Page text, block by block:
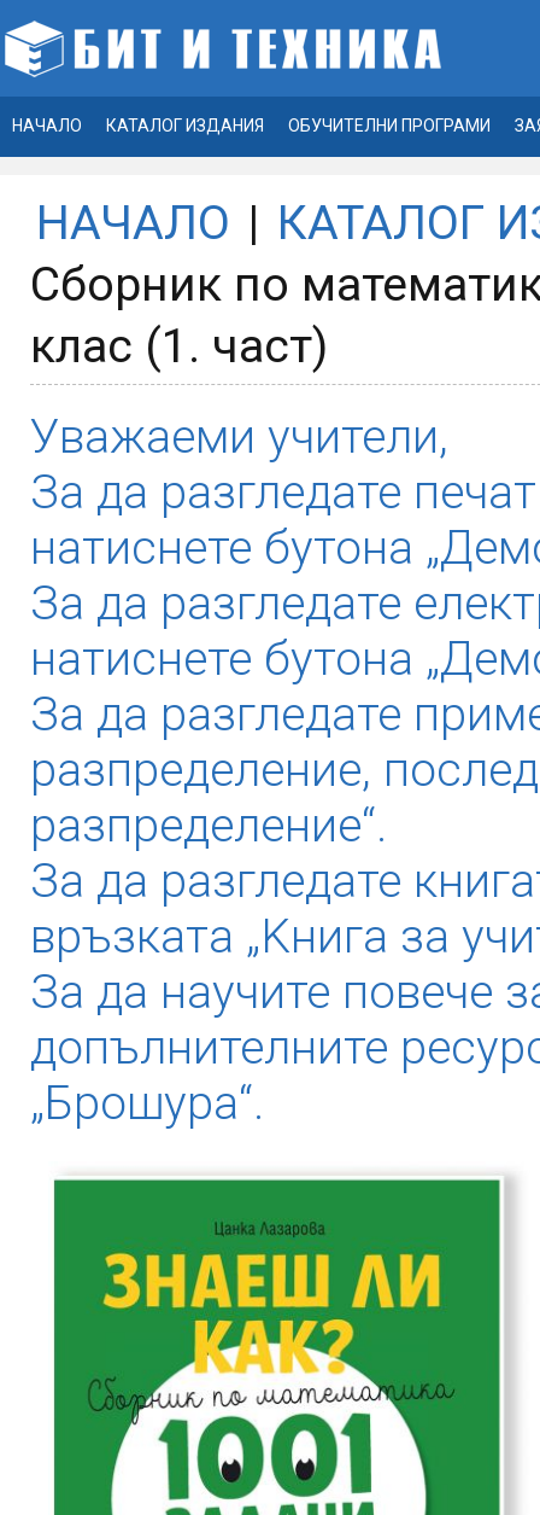
НАЧАЛО КАТАЛОГ ИЗДАНИЯ ОБУЧИТЕЛНИ ПРОГРАМИ
НАЧАЛО | КАТАЛОГ
Сборник по
клас (1. част)
Уважаеми учители,
За да разгледате
натиснете бутона
За да разгледате
натиснете бутона
За да разгледате
разпределение,
разпределение“.
За да разгледате
връзката „Kнига за
За да научите повече
допълнителните
„Брошура“.